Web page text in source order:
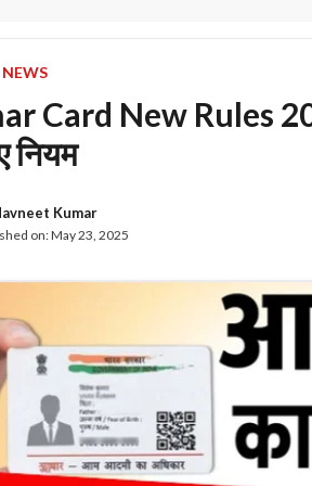
Card New Rules
नियम
Kumar
on:May 23, 2025